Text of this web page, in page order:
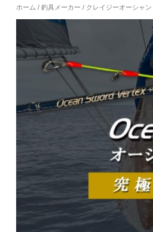
ホーム / 釣具メーカー / クレイジーオーシャン